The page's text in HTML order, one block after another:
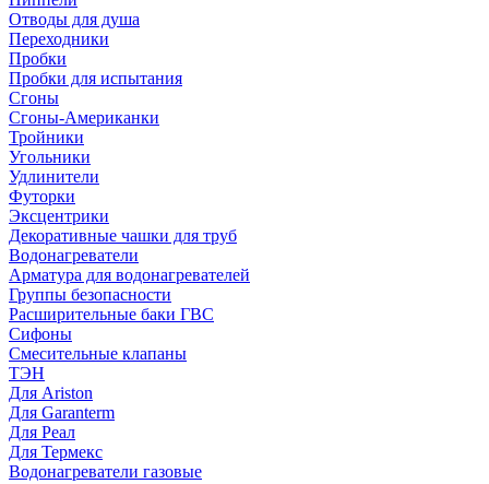
Отводы для душа
Переходники
Пробки
Пробки для испытания
Сгоны
Сгоны-Американки
Тройники
Угольники
Удлинители
Футорки
Эксцентрики
Декоративные чашки для труб
Водонагреватели
Арматура для водонагревателей
Группы безопасности
Расширительные баки ГВС
Сифоны
Смесительные клапаны
ТЭН
Для Ariston
Для Garanterm
Для Реал
Для Термекс
Водонагреватели газовые